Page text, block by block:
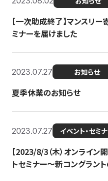
【一次助成終了】マンスリ
ミナーを届けました
2023.07.27 お知らせ
夏季休業のお知らせ
2023.07.27 イベント・セミ
【2023/8/3（木）オンライン
トセミナー〜新コングラン